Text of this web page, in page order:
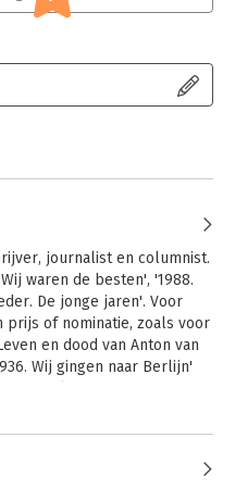
lifestyle
journalist en columnist.
waren de besten', '1988.
De jonge jaren'. Voor
of nominatie, zoals voor
en dood van Anton van
Wij gingen naar Berlijn'
studeerde is in al zijn werk -
achtergronden zijn nooit